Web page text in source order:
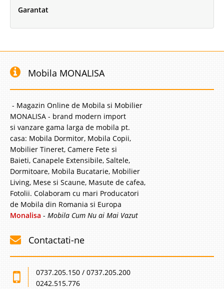
Garantat
Mobila MONALISA
- Magazin Online de Mobila si Mobilier
MONALISA - brand modern import
si vanzare gama larga de mobila pt.
casa: Mobila Dormitor, Mobila Copii,
Mobilier Tineret, Camere Fete si
Baieti, Canapele Extensibile, Saltele,
Dormitoare, Mobila Bucatarie, Mobilier
Living, Mese si Scaune, Masute de cafea,
Fotolii. Colaboram cu mari Producatori
de Mobila din Romania si Europa
Monalisa - Mobila Cum Nu ai Mai Vazut
Contactati-ne
0737.205.150 / 0737.205.200
0242.515.776